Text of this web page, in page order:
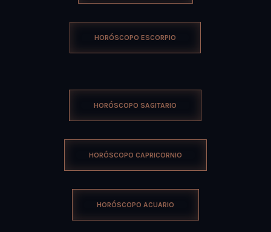
HORÓSCOPO ESCORPIO
HORÓSCOPO SAGITARIO
HORÓSCOPO CAPRICORNIO
HORÓSCOPO ACUARIO